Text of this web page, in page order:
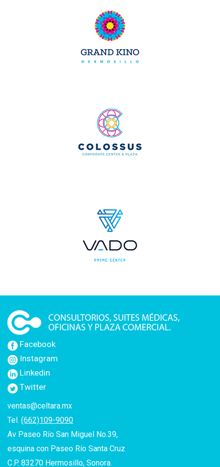
Facebook
Instagram
Linkedin
Twitter
ventas@celtara.mx
Tel. (662)109-9090
Av Paseo Río San Miguel No.39,
esquina con Paseo Río Santa Cruz
C.P. 83270 Hermosillo, Sonora.